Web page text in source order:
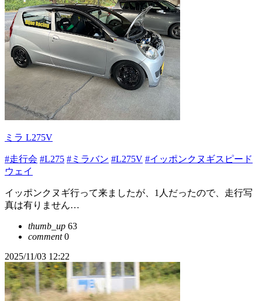
ミラ L275V
#走行会 #L275 #ミラバン #L275V #イッポンクヌギスピード
ウェイ
イッポンクヌギ行って来ましたが、1人だったので、走行写
真は有りません…
thumb_up 63
comment0
2025/11/03 12:22